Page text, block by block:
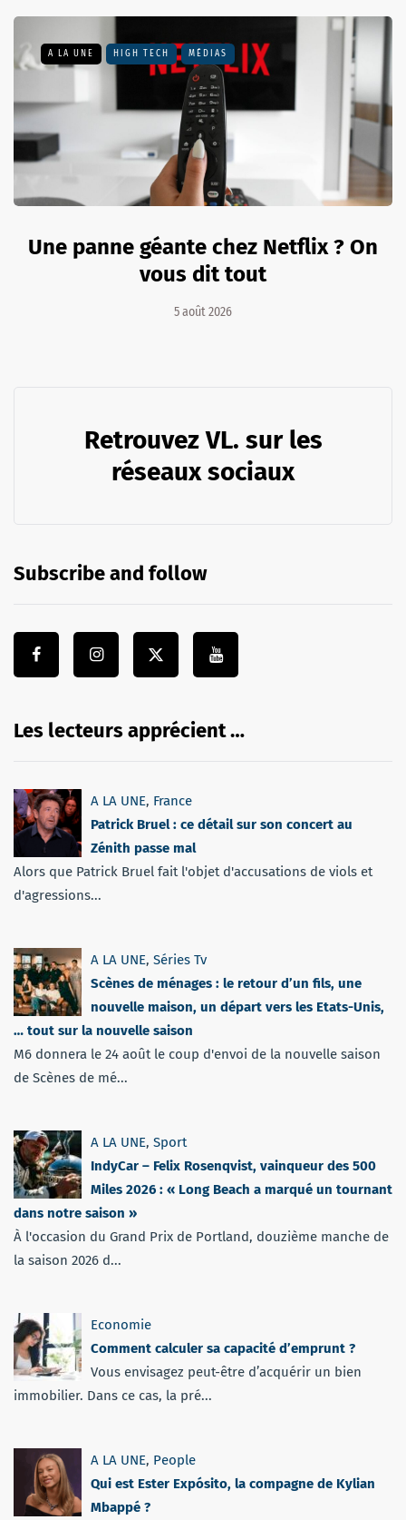
A LA UNE HIGH TECH MÉDIAS
Une panne géante chez Netflix ? On
vous dit tout
5 août 2026
Retrouvez VL. sur les
réseaux sociaux
Subscribe and follow
Les lecteurs apprécient …
A LA UNE, France
Patrick Bruel : ce détail sur son concert au
Zénith passe mal
Alors que Patrick Bruel fait l'objet d'accusations de viols et
d'agressions...
A LA UNE, Séries Tv
Scènes de ménages : le retour d’un fils, une
nouvelle maison, un départ vers les Etats-Unis,
… tout sur la nouvelle saison
M6 donnera le 24 août le coup d'envoi de la nouvelle saison
de Scènes de mé...
A LA UNE, Sport
IndyCar – Felix Rosenqvist, vainqueur des 500
Miles 2026 : « Long Beach a marqué un tournant
dans notre saison »
À l'occasion du Grand Prix de Portland, douzième manche de
la saison 2026 d...
Economie
Comment calculer sa capacité d’emprunt ?
Vous envisagez peut-être d’acquérir un bien
immobilier. Dans ce cas, la pré...
A LA UNE, People
Qui est Ester Expósito, la compagne de Kylian
Mbappé ?